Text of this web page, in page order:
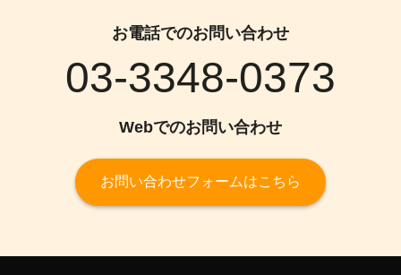
お電話でのお問い合わせ
03-3348-0373
Webでのお問い合わせ
お問い合わせフォームはこちら